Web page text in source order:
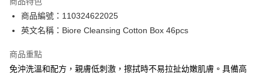
PayMe
WeChat Pay
BoC Pay
商品編號：110324622025
英文名稱：Biore Cleansing Cotton Box 46pcs
商品重點
免沖洗溫和配方，親膚低刺激，擦拭時不易拉扯幼嫩肌膚。具備高